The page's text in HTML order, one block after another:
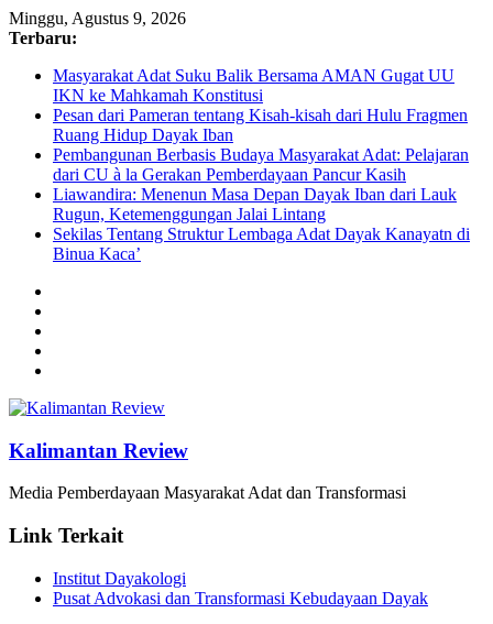
Minggu, Agustus 9, 2026
Terbaru:
Masyarakat Adat Suku Balik Bersama AMAN Gugat UU
IKN ke Mahkamah Konstitusi
Pesan dari Pameran tentang Kisah-kisah dari Hulu Fragmen
Ruang Hidup Dayak Iban
Pembangunan Berbasis Budaya Masyarakat Adat: Pelajaran
dari CU à la Gerakan Pemberdayaan Pancur Kasih
Liawandira: Menenun Masa Depan Dayak Iban dari Lauk
Rugun, Ketemenggungan Jalai Lintang
Sekilas Tentang Struktur Lembaga Adat Dayak Kanayatn di
Binua Kaca’
Kalimantan Review
Media Pemberdayaan Masyarakat Adat dan Transformasi
Link Terkait
Institut Dayakologi
Pusat Advokasi dan Transformasi Kebudayaan Dayak